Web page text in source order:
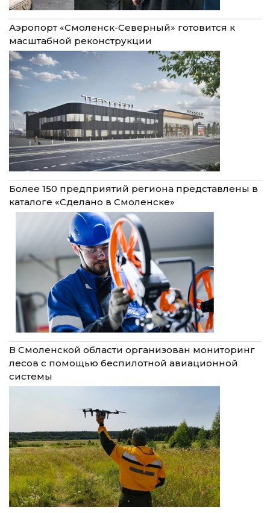
Аэропорт «Смоленск-Северный» готовится к
масштабной реконструкции
Более 150 предприятий региона представлены в
каталоге «Сделано в Смоленске»
В Смоленской области организован мониторинг
лесов с помощью беспилотной авиационной
системы